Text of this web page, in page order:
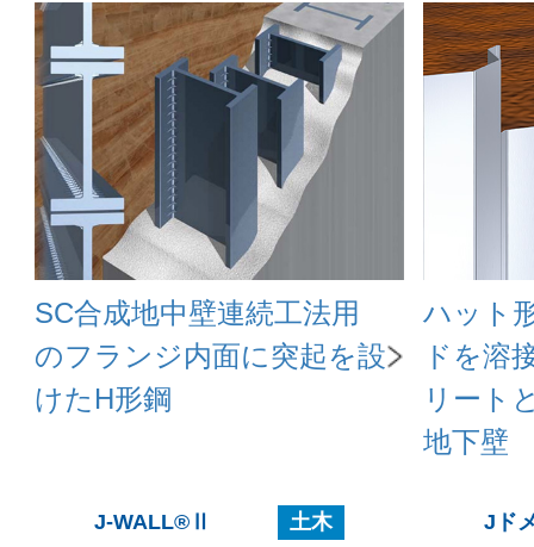
SC合成地中壁連続工法用
のフランジ内面に突起を設
けたH形鋼
ハット
ドを溶
リート
地下壁
J-WALL®Ⅱ 土木 Jド